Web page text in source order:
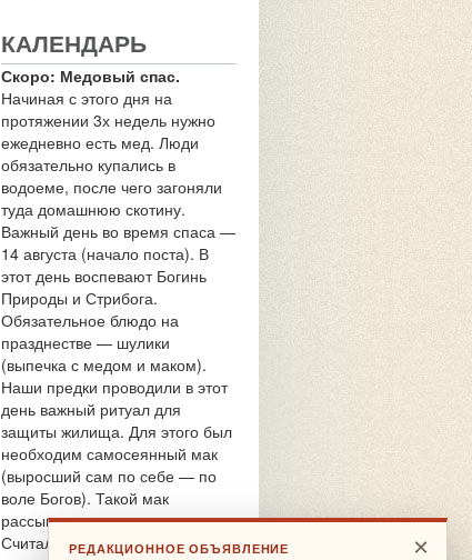
КАЛЕНДАРЬ
Скоро: Медовый спас.
Начиная с этого дня на
протяжении 3х недель нужно
ежедневно есть мед. Люди
обязательно купались в
водоеме, после чего загоняли
туда домашнюю скотину.
Важный день во время спаса —
14 августа (начало поста). В
этот день воспевают Богинь
Природы и Стрибога.
Обязательное блюдо на
празднестве — шулики
(выпечка с медом и маком).
Наши предки проводили в этот
день важный ритуал для
защиты жилища. Для этого был
необходим самосеянный мак
(выросший сам по себе — по
воле Богов). Такой мак
рассыпали вокруг жилища.
Считалось, что отныне ни одна
×
РЕДАКЦИОННОЕ ОБЪЯВЛЕНИЕ